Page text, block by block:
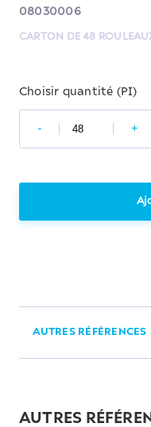
08030006
CARTON DE 48
Choisir quantité (PI)
- +
AUTRES RÉFÉRENCES
AUTRES